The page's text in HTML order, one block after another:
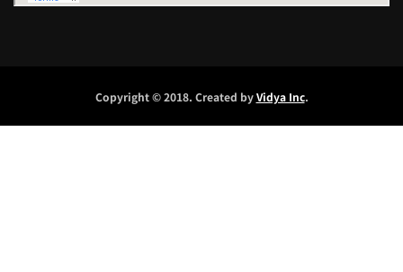
Copyright © 2018. Created byVidya Inc.